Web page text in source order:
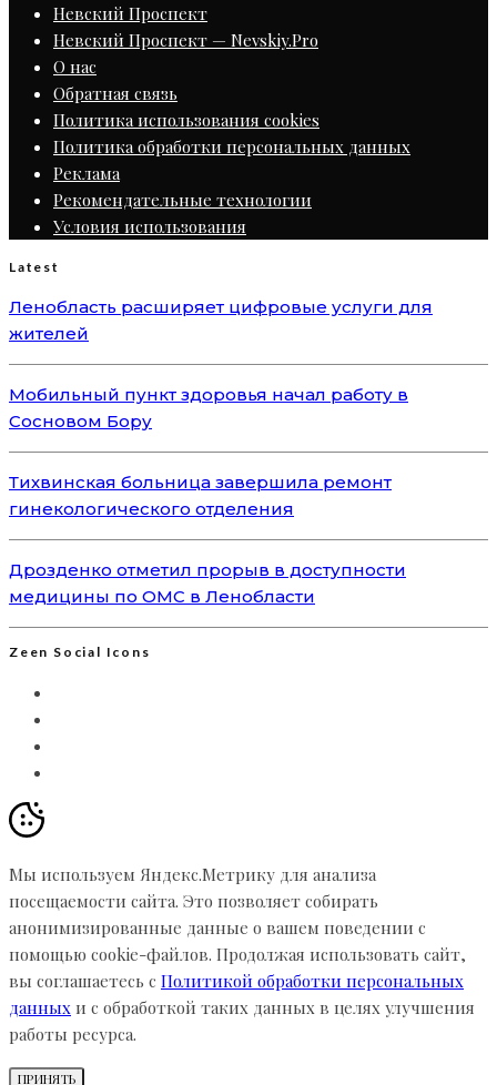
Невский Проспект
Невский Проспект — Nevskiy.Pro
О нас
Обратная связь
Политика использования cookies
Политика обработки персональных данных
Реклама
Рекомендательные технологии
Условия использования
Latest
Ленобласть расширяет цифровые услуги для
жителей
Мобильный пункт здоровья начал работу в
Сосновом Бору
Тихвинская больница завершила ремонт
гинекологического отделения
Дрозденко отметил прорыв в доступности
медицины по ОМС в Ленобласти
Zeen Social Icons
Мы используем Яндекс.Метрику для анализа
посещаемости сайта. Это позволяет собирать
анонимизированные данные о вашем поведении с
помощью cookie-файлов. Продолжая использовать сайт,
вы соглашаетесь с Политикой обработки персональных
данных и с обработкой таких данных в целях улучшения
работы ресурса.
ПРИНЯТЬ